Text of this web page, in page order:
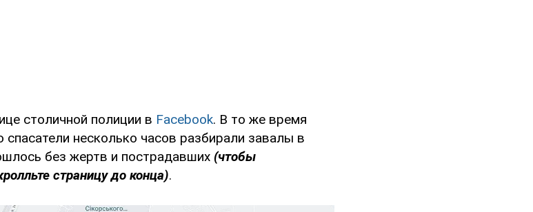
столичной полиции в Facebook. В то же время
спасатели несколько часов разбирали завалы в
без жертв и пострадавших (чтобы
страницу до конца).